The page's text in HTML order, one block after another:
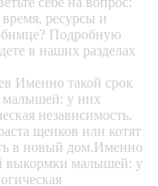
ресурсы и
Подробную
в наших разделах
Именно такой срок
малышей: у них
независимость.
щенков или котят
в новый дом.Именно
выкормки малышей: у